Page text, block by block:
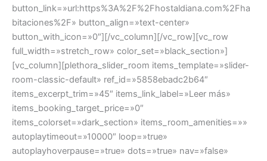
button_link=»url:https%3A%2F%2Fhostaldiana.com%2Fha
bitaciones%2F» button_align=»text-center»
button_with_icon=»0″][/vc_column][/vc_row][vc_row
full_width=»stretch_row» color_set=»black_section»]
[vc_column][plethora_slider_room items_template=»slider-
room-classic-default» ref_id=»5858ebadc2b64″
items_excerpt_trim=»45″ items_link_label=»Leer más»
items_booking_target_price=»0″
items_colorset=»dark_section» items_room_amenities=»»
autoplaytimeout=»10000″ loop=»true»
autoplayhoverpause=»true» dots=»true» nav=»false»